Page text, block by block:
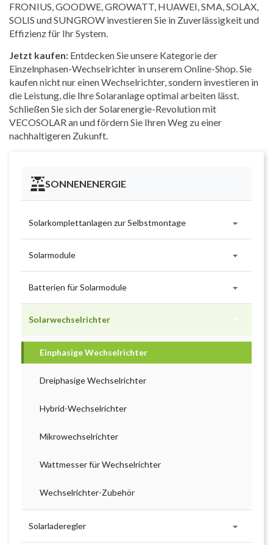
SONNENENERGIE
Solarkomplettanlagen zur Selbstmontage 
Solarmodule 
Batterien für Solarmodule 
Solarwechselrichter 
Einphasige Wechselrichter
Dreiphasige Wechselrichter
Hybrid-Wechselrichter
Mikrowechselrichter
Wattmesser für Wechselrichter
Wechselrichter-Zubehör
Solarladeregler 
FRONIUS, GOODWE, GROWATT, HUAWEI, SMA, SOLAX,
SOLIS und SUNGROW investieren Sie in Zuverlässigkeit und
Effizienz für Ihr System.
Jetzt kaufen: Entdecken Sie unsere Kategorie der
Einzelnphasen-Wechselrichter in unserem Online-Shop. Sie
kaufen nicht nur einen Wechselrichter, sondern investieren in
die Leistung, die Ihre Solaranlage optimal arbeiten lässt.
Schließen Sie sich der Solarenergie-Revolution mit
VECOSOLAR an und fördern Sie Ihren Weg zu einer
nachhaltigeren Zukunft.